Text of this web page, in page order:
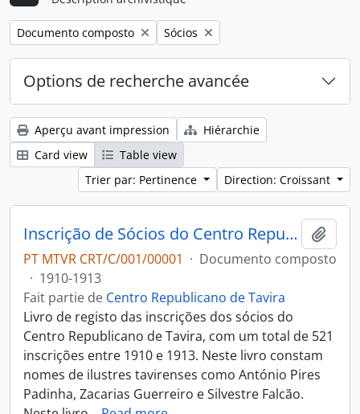
Remove filter:
Documento composto Remove filter:
Sócios
Options de recherche avancée
Aperçu avant impression
Hiérarchie
Card view
Table view
Trier par: Pertinence
Direction: Croissant
Inscrição de Sócios do Centro Republicano
PT MTVR CRT/C/001/00001 · Documento composto
· 1910-1913
Fait partie de Centro Republicano de Tavira
Livro de registo das inscrições dos sócios do
Centro Republicano de Tavira, com um total de 521
inscrições entre 1910 e 1913. Neste livro constam
nomes de ilustres tavirenses como António Pires
Padinha, Zacarias Guerreiro e Silvestre Falcão.